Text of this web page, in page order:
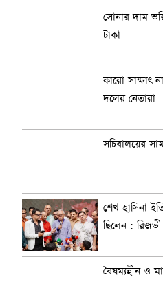
সোনার দাম
টাকা
কারো সাক্ষাৎ
দলের নেতারা
সচিবালয়ের
শেখ হাসিনা
ছিলেন : রিজভী
বৈষম্যহীন ও